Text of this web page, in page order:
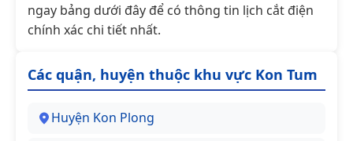
ngay bảng dưới đây để có thông tin lịch cắt điện
chính xác chi tiết nhất.
Các quận, huyện thuộc khu vực Kon Tum
Huyện Kon Plong